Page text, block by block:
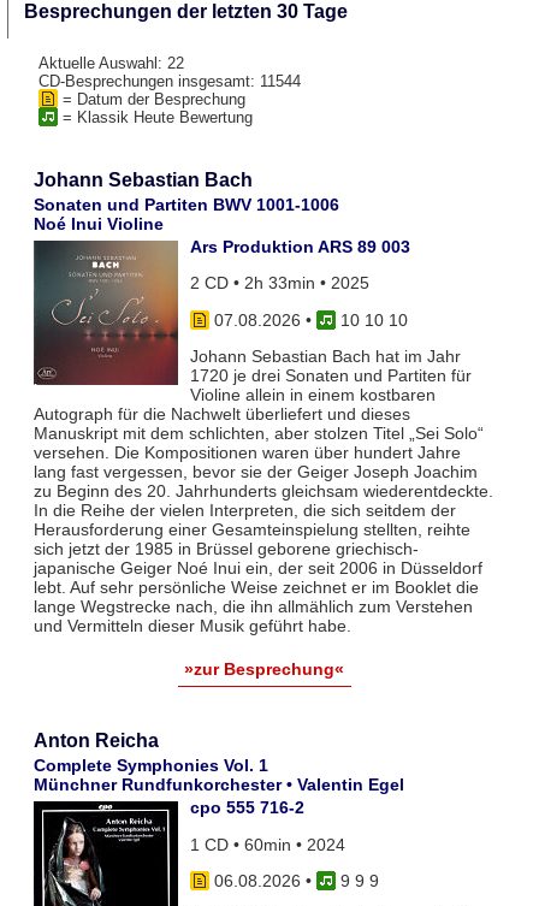
Besprechungen der letzten 30 Tage
Aktuelle Auswahl: 22
CD-Besprechungen insgesamt: 11544
= Datum der Besprechung
= Klassik Heute Bewertung
Johann Sebastian Bach
Sonaten und Partiten BWV 1001-1006
Noé Inui Violine
Ars Produktion ARS 89 003
2 CD • 2h 33min • 2025
07.08.2026 •
10 10 10
Johann Sebastian Bach hat im Jahr
1720 je drei Sonaten und Partiten für
Violine allein in einem kostbaren
Autograph für die Nachwelt überliefert und dieses
Manuskript mit dem schlichten, aber stolzen Titel „Sei Solo“
versehen. Die Kompositionen waren über hundert Jahre
lang fast vergessen, bevor sie der Geiger Joseph Joachim
zu Beginn des 20. Jahrhunderts gleichsam wiederentdeckte.
In die Reihe der vielen Interpreten, die sich seitdem der
Herausforderung einer Gesamteinspielung stellten, reihte
sich jetzt der 1985 in Brüssel geborene griechisch-
japanische Geiger Noé Inui ein, der seit 2006 in Düsseldorf
lebt. Auf sehr persönliche Weise zeichnet er im Booklet die
lange Wegstrecke nach, die ihn allmählich zum Verstehen
und Vermitteln dieser Musik geführt habe.
»zur Besprechung«
Anton Reicha
Complete Symphonies Vol. 1
Münchner Rundfunkorchester • Valentin Egel
cpo 555 716-2
1 CD • 60min • 2024
06.08.2026 •
9 9 9